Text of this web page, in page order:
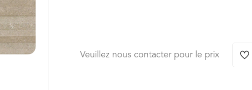
Veuillez nous contacter pour le prix